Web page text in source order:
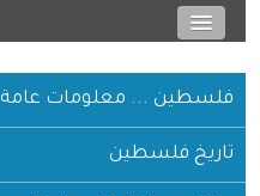
فلسطين ... معلومات عامة
تاريخ فلسطين